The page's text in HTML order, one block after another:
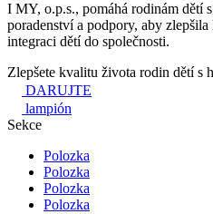
I MY, o.p.s., pomáhá rodinám dětí
poradenství a podpory, aby
integraci dětí do společnosti.
Zlepšete kvalitu života rodin dětí s
DARUJTE
lampión
Sekce
Polozka
Polozka
Polozka
Polozka